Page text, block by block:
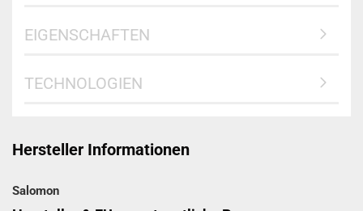
EIGENSCHAFTEN
TECHNOLOGIEN
Hersteller Informationen
Salomon